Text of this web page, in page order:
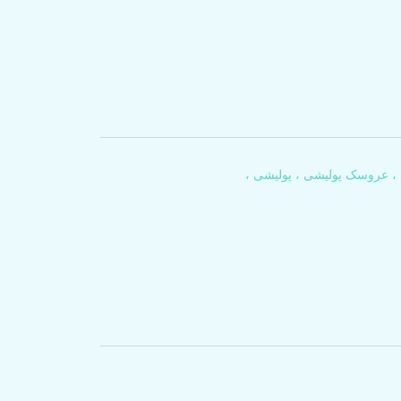
عروسک پولیشی ، پولیشی ،